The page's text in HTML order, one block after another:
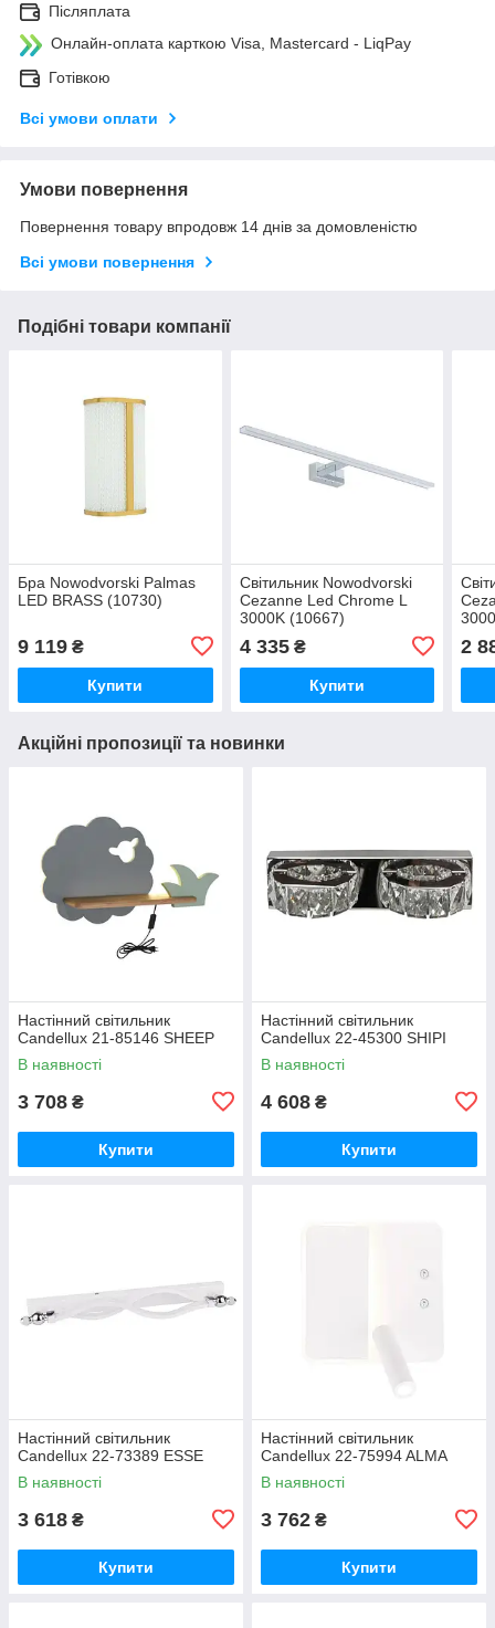
Післяплата
Онлайн-оплата карткою Visa, Mastercard - LiqPay
Готівкою
Всі умови оплати
Умови повернення
Повернення товару впродовж 14 днів за домовленістю
Всі умови повернення
Подібні товари компанії
Бра Nowodvorski Palmas
LED BRASS (10730)
9 119 ₴
Купити
Світильник Nowodvorski
Cezanne Led Chrome L
3000K (10667)
4 335₴
Купити
2
Акційні пропозиції та новинки
Настінний світильник
Candellux 21-85146 SHEEP
В наявності
3 708 ₴
Купити
Настінний світильник
Candellux 22-45300 SHIPI
В наявності
4 608 ₴
Купити
Настінний світильник
Candellux 22-73389 ESSE
В наявності
3 618 ₴
Купити
Настінний світильник
Candellux 22-75994 ALMA
В наявності
3 762 ₴
Купити